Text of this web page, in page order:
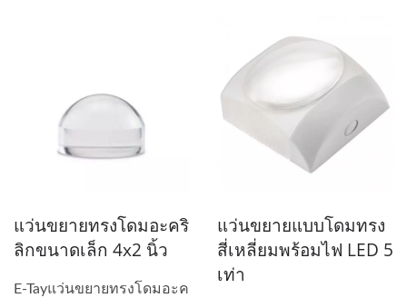
แว่นขยายทรงโดมอะคริ
ลิกขนาดเล็ก 4x2 นิ้ว
E-Tayแว่นขยายทรงโดมอะค
แว่นขยายแบบโดมทรง
สี่เหลี่ยมพร้อมไฟ LED 5
เท่า